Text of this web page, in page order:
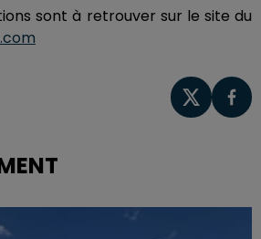
sont à retrouver sur le site du